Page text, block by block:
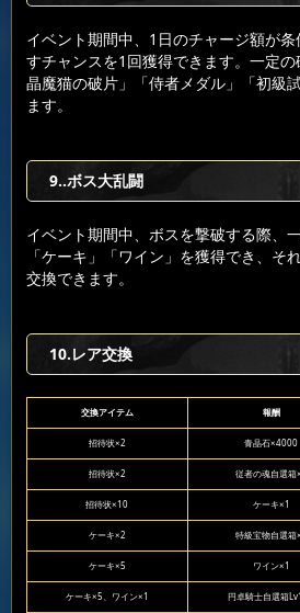
イベント期間中、1日のチャージ額が
すチャンスを1回獲得できます。一定
晶魔猫の破片」「侍者メダル」「初級
ます。
9..ボス大乱闘
イベント期間中、ボスを撃破する際、
「ケーキ」「ワイン」を獲得でき、そ
交換できます。
10.レア交換
交換アイテム 報酬
招待状×2 青晶石×4000
招待状×2 従者の魂自選箱
招待状×10 ケーキ×1
ケーキ×2 特級宝物自選箱
ケーキ×5 ワイン×1
ケーキ×5、ワイン×1 円卓騎士自選箱